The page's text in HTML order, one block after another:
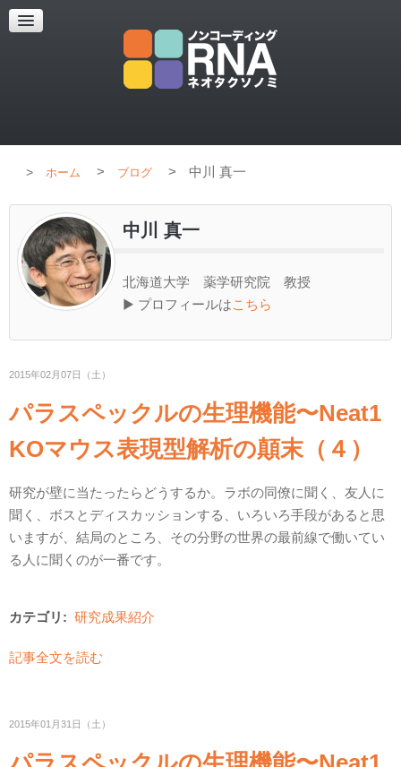
超解像顕微鏡
超解像顕微鏡の紹介
ホーム > ブログ > 中川 真一
中川 真一
北海道大学 薬学研究院 教授
▶ プロフィールはこちら
2015年02月07日（土）
パラスペックルの生理機能〜Neat1
KOマウス表現型解析の顛末（４）
研究が壁に当たったらどうするか。ラボの同僚に聞く、友人に
聞く、ボスとディスカッションする、いろいろ手段があると思
いますが、結局のところ、その分野の世界の最前線で働いてい
る人に聞くのが一番です。
カテゴリ: 研究成果紹介
記事全文を読む
2015年01月31日（土）